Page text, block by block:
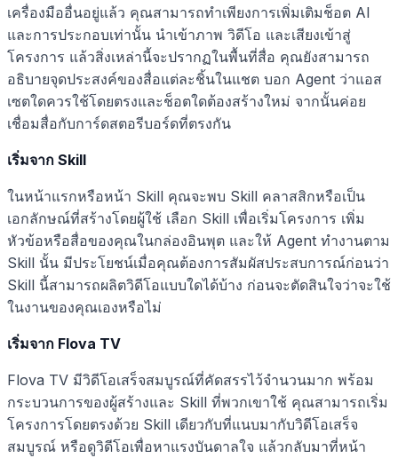
เครื่องมืออื่นอยู่แล้ว คุณสามารถทำเพียงการเพิ่มเติมช็อต AI
และการประกอบเท่านั้น นำเข้าภาพ วิดีโอ และเสียงเข้าสู่
โครงการ แล้วสิ่งเหล่านี้จะปรากฏในพื้นที่สื่อ คุณยังสามารถ
อธิบายจุดประสงค์ของสื่อแต่ละชิ้นในแชต บอก Agent ว่าแอส
เซตใดควรใช้โดยตรงและช็อตใดต้องสร้างใหม่ จากนั้นค่อย
เชื่อมสื่อกับการ์ดสตอรีบอร์ดที่ตรงกัน
เริ่มจาก Skill
ในหน้าแรกหรือหน้า Skill คุณจะพบ Skill คลาสสิกหรือเป็น
เอกลักษณ์ที่สร้างโดยผู้ใช้ เลือก Skill เพื่อเริ่มโครงการ เพิ่ม
หัวข้อหรือสื่อของคุณในกล่องอินพุต และให้ Agent ทำงานตาม
Skill นั้น มีประโยชน์เมื่อคุณต้องการสัมผัสประสบการณ์ก่อนว่า
Skill นี้สามารถผลิตวิดีโอแบบใดได้บ้าง ก่อนจะตัดสินใจว่าจะใช้
ในงานของคุณเองหรือไม่
เริ่มจาก Flova TV
Flova TV มีวิดีโอเสร็จสมบูรณ์ที่คัดสรรไว้จำนวนมาก พร้อม
กระบวนการของผู้สร้างและ Skill ที่พวกเขาใช้ คุณสามารถเริ่ม
โครงการโดยตรงด้วย Skill เดียวกับที่แนบมากับวิดีโอเสร็จ
สมบูรณ์ หรือดูวิดีโอเพื่อหาแรงบันดาลใจ แล้วกลับมาที่หน้า